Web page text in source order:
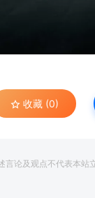
收藏 (0)
言论及观点不代表本